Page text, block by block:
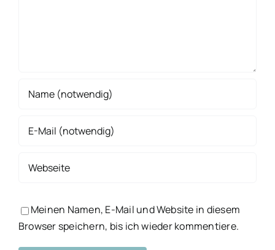
Meinen Namen, E-Mail und Website in diesem
Browser speichern, bis ich wieder kommentiere.